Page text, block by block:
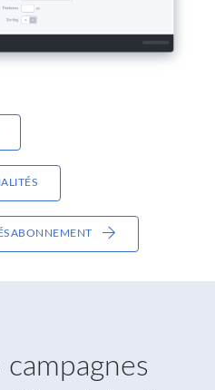
campagnes